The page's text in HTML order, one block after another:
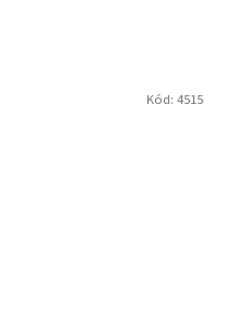
Kód: 4515